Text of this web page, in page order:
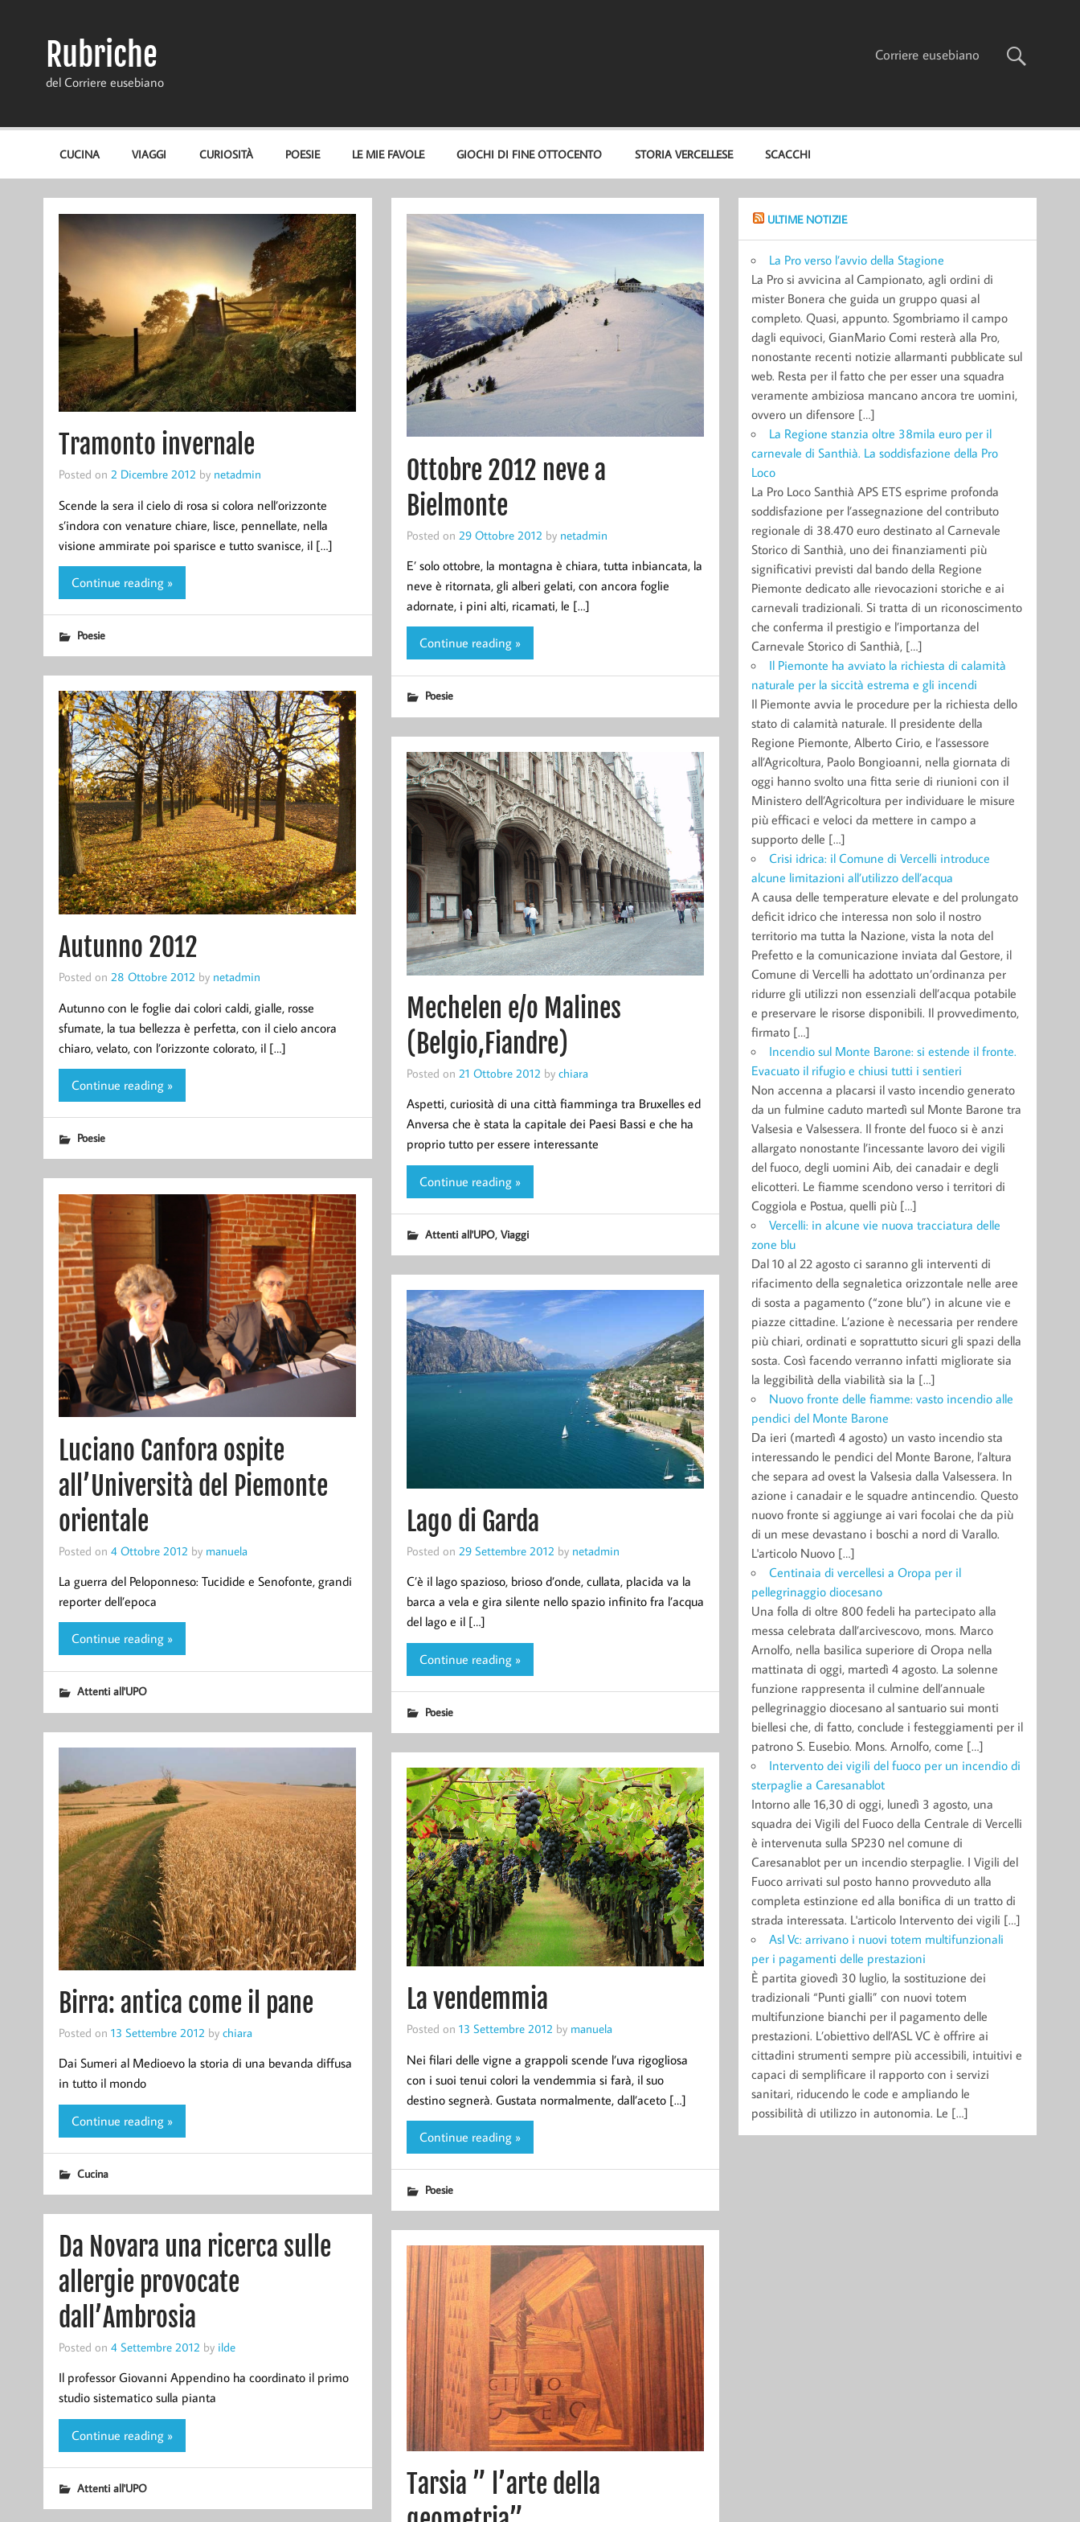
Rubriche
del Corriere eusebiano
Corriere eusebiano
CUCINA VIAGGI CURIOSITÀ POESIE LE MIE FAVOLE GIOCHI DI FINE OTTOCENTO STORIA VERCELLESE SCACCHI
Tramonto invernale
Posted on 2 Dicembre 2012 by netadmin
Scende la sera il cielo di rosa si colora nell’orizzonte
s’indora con venature chiare, lisce, pennellate, nella
visione ammirate poi sparisce e tutto svanisce, il […]
Continue reading »
Poesie
Ottobre 2012 neve a
Bielmonte
Posted on 29 Ottobre 2012 by netadmin
E’ solo ottobre, la montagna è chiara, tutta inbiancata, la
neve è ritornata, gli alberi gelati, con ancora foglie
adornate, i pini alti, ricamati, le […]
Continue reading »
Poesie
Autunno 2012
Posted on 28 Ottobre 2012 by netadmin
Autunno con le foglie dai colori caldi, gialle, rosse
sfumate, la tua bellezza è perfetta, con il cielo ancora
chiaro, velato, con l’orizzonte colorato, il […]
Continue reading »
Poesie
Mechelen e/o Malines
(Belgio,Fiandre)
Posted on 21 Ottobre 2012 by chiara
Aspetti, curiosità di una città fiamminga tra Bruxelles ed
Anversa che è stata la capitale dei Paesi Bassi e che ha
proprio tutto per essere interessante
Continue reading »
Attenti all'UPO, Viaggi
Luciano Canfora ospite
all’Università del Piemonte
orientale
Posted on 4 Ottobre 2012 by manuela
La guerra del Peloponneso: Tucidide e Senofonte, grandi
reporter dell’epoca
Continue reading »
Attenti all'UPO
Lago di Garda
Posted on 29 Settembre 2012 by netadmin
C’è il lago spazioso, brioso d’onde, cullata, placida va la
barca a vela e gira silente nello spazio infinito fra l’acqua
del lago e il […]
Continue reading »
Poesie
Birra: antica come il pane
Posted on 13 Settembre 2012 by chiara
Dai Sumeri al Medioevo la storia di una bevanda diffusa
in tutto il mondo
Continue reading »
Cucina
La vendemmia
Posted on 13 Settembre 2012 by manuela
Nei filari delle vigne a grappoli scende l’uva rigogliosa
con i suoi tenui colori la vendemmia si farà, il suo
destino segnerà. Gustata normalmente, dall’aceto […]
Continue reading »
Poesie
Da Novara una ricerca sulle
allergie provocate
dall’Ambrosia
Posted on 4 Settembre 2012 by ilde
Il professor Giovanni Appendino ha coordinato il primo
studio sistematico sulla pianta
Continue reading »
Attenti all'UPO
Tarsia ” l’arte della
ULTIME NOTIZIE
La Pro verso l’avvio della Stagione
La Pro si avvicina al Campionato, agli ordini di
mister Bonera che guida un gruppo quasi al
completo. Quasi, appunto. Sgombriamo il campo
dagli equivoci, GianMario Comi resterà alla Pro,
nonostante recenti notizie allarmanti pubblicate sul
web. Resta per il fatto che per esser una squadra
veramente ambiziosa mancano ancora tre uomini,
ovvero un difensore […]
La Regione stanzia oltre 38mila euro per il
carnevale di Santhià. La soddisfazione della Pro
Loco
La Pro Loco Santhià APS ETS esprime profonda
soddisfazione per l’assegnazione del contributo
regionale di 38.470 euro destinato al Carnevale
Storico di Santhià, uno dei finanziamenti più
significativi previsti dal bando della Regione
Piemonte dedicato alle rievocazioni storiche e ai
carnevali tradizionali. Si tratta di un riconoscimento
che conferma il prestigio e l’importanza del
Carnevale Storico di Santhià, […]
Il Piemonte ha avviato la richiesta di calamità
naturale per la siccità estrema e gli incendi
Il Piemonte avvia le procedure per la richiesta dello
stato di calamità naturale. Il presidente della
Regione Piemonte, Alberto Cirio, e l’assessore
all’Agricoltura, Paolo Bongioanni, nella giornata di
oggi hanno svolto una fitta serie di riunioni con il
Ministero dell’Agricoltura per individuare le misure
più efficaci e veloci da mettere in campo a
supporto delle […]
Crisi idrica: il Comune di Vercelli introduce
alcune limitazioni all’utilizzo dell’acqua
A causa delle temperature elevate e del prolungato
deficit idrico che interessa non solo il nostro
territorio ma tutta la Nazione, vista la nota del
Prefetto e la comunicazione inviata dal Gestore, il
Comune di Vercelli ha adottato un’ordinanza per
ridurre gli utilizzi non essenziali dell’acqua potabile
e preservare le risorse disponibili. Il provvedimento,
firmato […]
Incendio sul Monte Barone: si estende il fronte.
Evacuato il rifugio e chiusi tutti i sentieri
Non accenna a placarsi il vasto incendio generato
da un fulmine caduto martedì sul Monte Barone tra
Valsesia e Valsessera. Il fronte del fuoco si è anzi
allargato nonostante l’incessante lavoro dei vigili
del fuoco, degli uomini Aib, dei canadair e degli
elicotteri. Le fiamme scendono verso i territori di
Coggiola e Postua, quelli più […]
Vercelli: in alcune vie nuova tracciatura delle
zone blu
Dal 10 al 22 agosto ci saranno gli interventi di
rifacimento della segnaletica orizzontale nelle aree
di sosta a pagamento (“zone blu”) in alcune vie e
piazze cittadine. L’azione è necessaria per rendere
più chiari, ordinati e soprattutto sicuri gli spazi della
sosta. Così facendo verranno infatti migliorate sia
la leggibilità della viabilità sia la […]
Nuovo fronte delle fiamme: vasto incendio alle
pendici del Monte Barone
Da ieri (martedì 4 agosto) un vasto incendio sta
interessando le pendici del Monte Barone, l’altura
che separa ad ovest la Valsesia dalla Valsessera. In
azione i canadair e le squadre antincendio. Questo
nuovo fronte si aggiunge ai vari focolai che da più
di un mese devastano i boschi a nord di Varallo.
L'articolo Nuovo […]
Centinaia di vercellesi a Oropa per il
pellegrinaggio diocesano
Una folla di oltre 800 fedeli ha partecipato alla
messa celebrata dall’arcivescovo, mons. Marco
Arnolfo, nella basilica superiore di Oropa nella
mattinata di oggi, martedì 4 agosto. La solenne
funzione rappresenta il culmine dell’annuale
pellegrinaggio diocesano al santuario sui monti
biellesi che, di fatto, conclude i festeggiamenti per il
patrono S. Eusebio. Mons. Arnolfo, come […]
Intervento dei vigili del fuoco per un incendio di
sterpaglie a Caresanablot
Intorno alle 16,30 di oggi, lunedì 3 agosto, una
squadra dei Vigili del Fuoco della Centrale di Vercelli
è intervenuta sulla SP230 nel comune di
Caresanablot per un incendio sterpaglie. I Vigili del
Fuoco arrivati sul posto hanno provveduto alla
completa estinzione ed alla bonifica di un tratto di
strada interessata. L'articolo Intervento dei vigili […]
Asl Vc: arrivano i nuovi totem multifunzionali
per i pagamenti delle prestazioni
È partita giovedì 30 luglio, la sostituzione dei
tradizionali “Punti gialli” con nuovi totem
multifunzione bianchi per il pagamento delle
prestazioni. L’obiettivo dell’ASL VC è offrire ai
cittadini strumenti sempre più accessibili, intuitivi e
capaci di semplificare il rapporto con i servizi
sanitari, riducendo le code e ampliando le
possibilità di utilizzo in autonomia. Le […]